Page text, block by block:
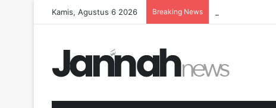
Kamis, Agustus 6 2026 Breaking News